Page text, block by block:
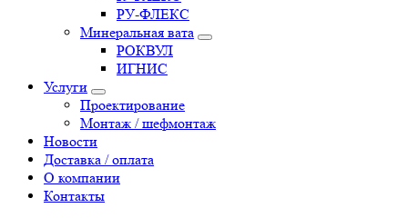
РУ-ФЛЕКС
Минеральная вата
РОКВУЛ
ИГНИС
Услуги
Проектирование
Монтаж / шефмонтаж
Новости
Доставка / оплата
О компании
Контакты